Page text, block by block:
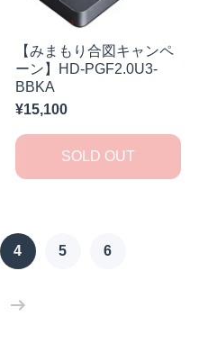
【みまもり合図キャンペ
ーン】HD-PGF2.0U3-
BBKA
¥15,100
SOLD OUT
4 5 6